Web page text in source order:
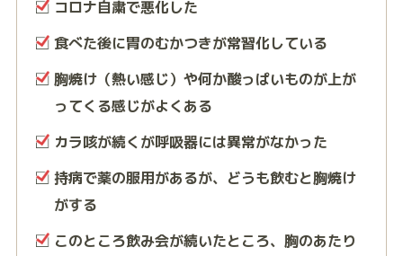
コロナ自粛で悪化した
食べた後に胃のむかつきが常習化している
胸焼け（熱い感じ）や何か酸っぱいものが上が
ってくる感じがよくある
カラ咳が続くが呼吸器には異常がなかった
持病で薬の服用があるが、どうも飲むと胸焼け
がする
このところ飲み会が続いたところ、胸のあたり